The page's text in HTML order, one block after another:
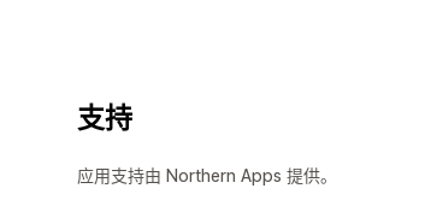
支持
应用支持由 Northern Apps 提供。